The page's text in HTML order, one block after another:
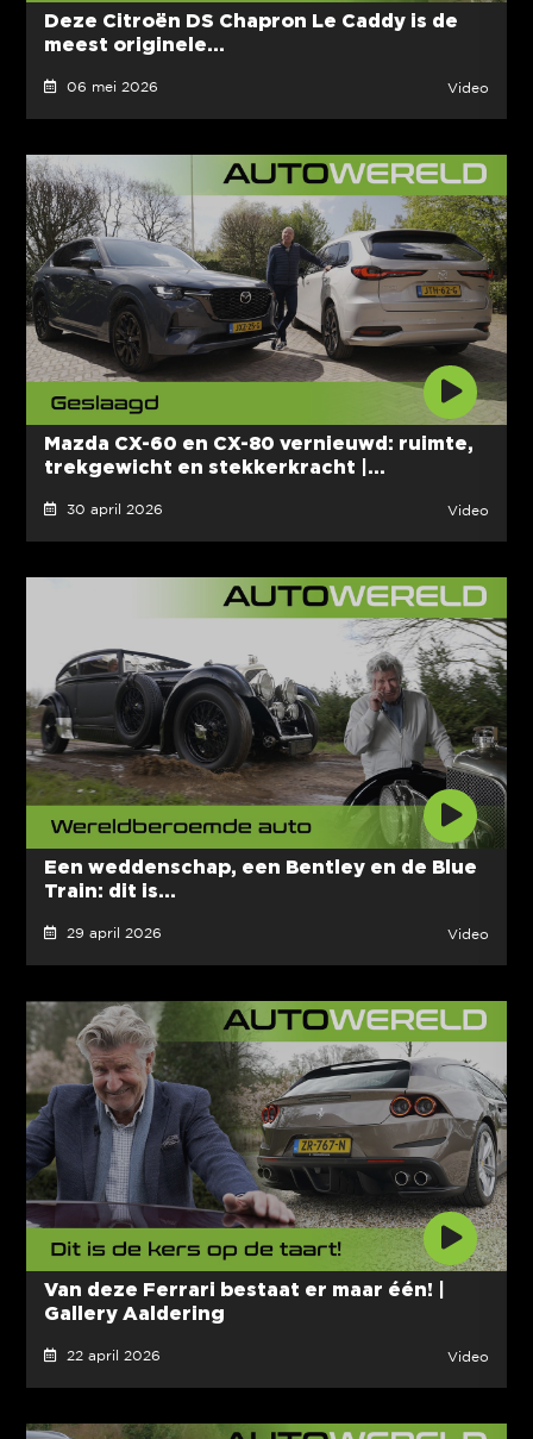
Deze Citroën DS Chapron Le Caddy is de
meest originele...
06 mei 2026 Video
Mazda CX-60 en CX-80 vernieuwd: ruimte,
trekgewicht en stekkerkracht |...
30 april 2026 Video
Een weddenschap, een Bentley en de Blue
Train: dit is...
29 april 2026 Video
Van deze Ferrari bestaat er maar één! |
Gallery Aaldering
22 april 2026 Video